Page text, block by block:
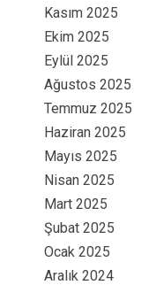
Kasım 2025
Ekim 2025
Eylül 2025
Ağustos 2025
Temmuz 2025
Haziran 2025
Mayıs 2025
Nisan 2025
Mart 2025
Şubat 2025
Ocak 2025
Aralık 2024